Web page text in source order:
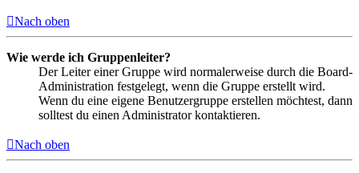
Nach oben
Wie werde ich Gruppenleiter?
Der Leiter einer Gruppe wird normalerweise durch die Board-
Administration festgelegt, wenn die Gruppe erstellt wird.
Wenn du eine eigene Benutzergruppe erstellen möchtest, dann
solltest du einen Administrator kontaktieren.
Nach oben